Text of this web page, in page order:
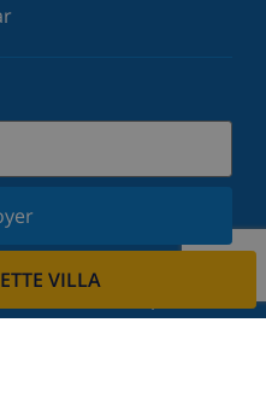
VILLA
et restez informé